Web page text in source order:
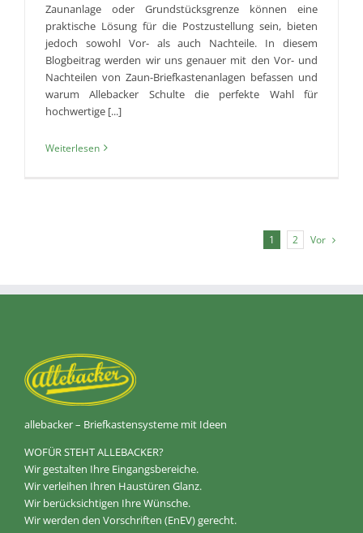
Zaunanlage oder Grundstücksgrenze können eine
praktische Lösung für die Postzustellung sein, bieten
jedoch sowohl Vor- als auch Nachteile. In diesem
Blogbeitrag werden wir uns genauer mit den Vor- und
Nachteilen von Zaun-Briefkastenanlagen befassen und
warum Allebacker Schulte die perfekte Wahl für
hochwertige [...]
Weiterlesen
1 2 Vor
allebacker – Briefkastensysteme mit Ideen
WOFÜR STEHT ALLEBACKER?
Wir gestalten Ihre Eingangsbereiche.
Wir verleihen Ihren Haustüren Glanz.
Wir berücksichtigen Ihre Wünsche.
Wir werden den Vorschriften (EnEV) gerecht.